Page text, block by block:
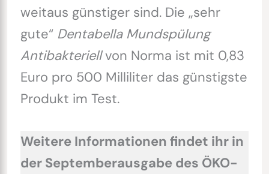
weitaus günstiger sind. Die „sehr
gute“ Dentabella Mundspülung
Antibakteriellvon Norma ist mit 0,83
Euro pro 500 Milliliter das günstigste
Produkt im Test.
Weitere Informationen findet ihr in
der Septemberausgabe des ÖKO-